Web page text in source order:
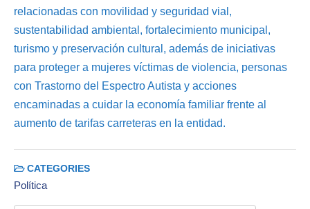
relacionadas con movilidad y seguridad vial,
sustentabilidad ambiental, fortalecimiento municipal,
turismo y preservación cultural, además de iniciativas
para proteger a mujeres víctimas de violencia, personas
con Trastorno del Espectro Autista y acciones
encaminadas a cuidar la economía familiar frente al
aumento de tarifas carreteras en la entidad.
CATEGORIES
Política